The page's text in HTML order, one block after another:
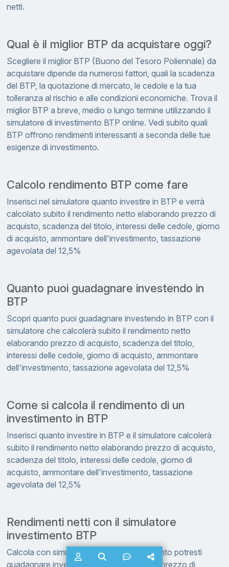
netti.
Qual è il miglior BTP da acquistare oggi?
Scegliere il miglior BTP (Buono del Tesoro Poliennale) da
acquistare dipende da numerosi fattori, quali la scadenza
del BTP, la quotazione di mercato, le cedole e la tua
tolleranza al rischio e alle condizioni economiche. Trova il
miglior BTP a breve, medio o lungo termine utilizzando il
simulatore di investimento BTP online. Vedi subito quali
BTP offrono rendimenti interessanti a seconda delle tue
esigenze di investimento.
Calcolo rendimento BTP come fare
Inserisci nel simulatore quanto investire in BTP e verrà
calcolato subito il rendimento netto elaborando prezzo di
acquisto, scadenza del titolo, interessi delle cedole, giorno
di acquisto, ammontare dell'investimento, tassazione
agevolata del 12,5%
Quanto puoi guadagnare investendo in
BTP
Scopri quanto puoi guadagnare investendo in BTP con il
simulatore che calcolerà subito il rendimento netto
elaborando prezzo di acquisto, scadenza del titolo,
interessi delle cedole, giorno di acquisto, ammontare
dell'investimento, tassazione agevolata del 12,5%
Come si calcola il rendimento di un
investimento in BTP
Inserisci quanto investire in BTP e il simulatore calcolerà
subito il rendimento netto elaborando prezzo di acquisto,
scadenza del titolo, interessi delle cedole, giorno di
acquisto, ammontare dell'investimento, tassazione
agevolata del 12,5%
Rendimenti netti con il simulatore
investimento BTP
Calcola con simulatore in tempo reale quanto potresti
guadagnare investendo in BTP. Elaborerà prezzo di